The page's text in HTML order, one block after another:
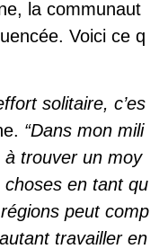
la communaut
Voici ce q
solitaire, c’es
“Dans mon mili
à trouver un moy
en tant qu
peut comp
travailler en